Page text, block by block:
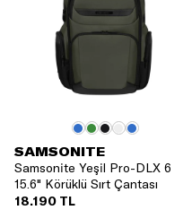
SAMSONITE
Samsonite Yeşil Pro-DLX 6
15.6" Körüklü Sırt Çantası
18.190 TL